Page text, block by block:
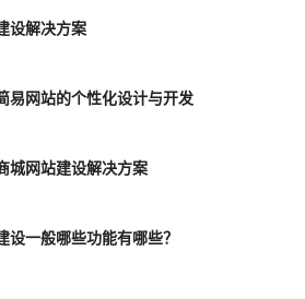
设解决方案
易网站的个性化设计与开发
城网站建设解决方案
设一般哪些功能有哪些？